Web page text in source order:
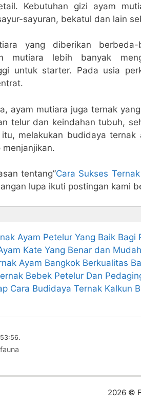
Kebutuhan gizi ayam
sayuran, bekatul dan lain
yang diberikan
mutiara lebih banyak
untuk starter. Pada usia
ayam mutiara juga ternak
telur dan keindahan tubuh,
melakukan budidaya
tentang”Cara Sukses
lupa ikuti postingan kami
Ayam Petelur Yang Baik Bagi
Kate Yang Benar dan
Ayam Bangkok Berkualitas
Bebek Petelur Dan
Cara Budidaya Ternak Kalkun
2026 ©